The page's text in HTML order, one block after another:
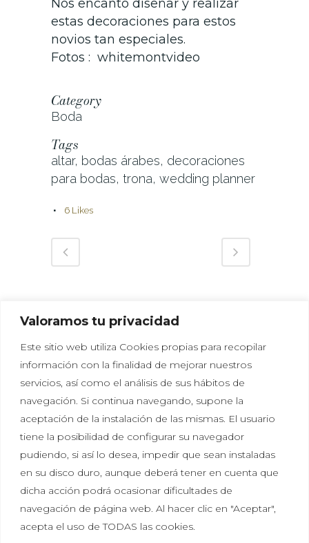
Valoramos tu privacidad
Este sitio web utiliza Cookies propias para recopilar
información con la finalidad de mejorar nuestros
servicios, así como el análisis de sus hábitos de
navegación. Si continua navegando, supone la
aceptación de la instalación de las mismas. El usuario
tiene la posibilidad de configurar su navegador
pudiendo, si así lo desea, impedir que sean instaladas
en su disco duro, aunque deberá tener en cuenta que
dicha acción podrá ocasionar dificultades de
navegación de página web. Al hacer clic en "Aceptar",
acepta el uso de TODAS las cookies.
Nos encantó diseñar y realizar
estas decoraciones para estos
novios tan especiales.
Fotos : whitemontvideo
Category
Boda
Tags
altar, bodas árabes, decoraciones
para bodas, trona, wedding planner
6 Likes
Política de privacidad | Política de cookies
Aviso
legal
Tal vez aún no sabes lo que significa Hikayat, pero
seguro que lo has sentido más de una vez. Escuchar